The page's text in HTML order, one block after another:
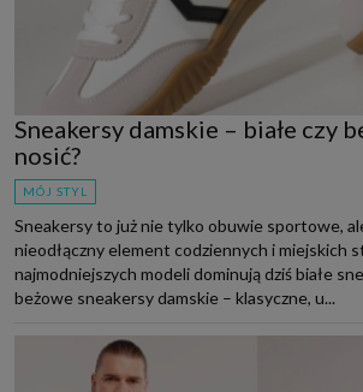
Sneakersy damskie – białe czy
nosić?
MÓJ STYL
Sneakersy to już nie tylko obuwie sportowe,
nieodłączny element codziennych i miejskich
najmodniejszych modeli dominują dziś białe
beżowe sneakersy damskie – klasyczne, u...